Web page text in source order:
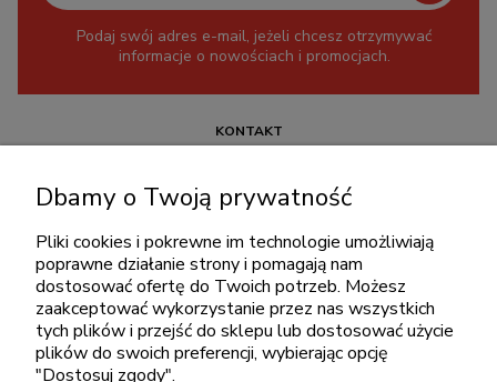
Podaj swój adres e-mail, jeżeli chcesz otrzymywać
informacje o nowościach i promocjach.
KONTAKT
pon.-piąt.: 08:00-16:00
sklep@cebit.pl
ZAKUPY
Dbamy o Twoją prywatność
Pliki cookies i pokrewne im technologie umożliwiają
poprawne działanie strony i pomagają nam
dostosować ofertę do Twoich potrzeb. Możesz
zaakceptować wykorzystanie przez nas wszystkich
tych plików i przejść do sklepu lub dostosować użycie
plików do swoich preferencji, wybierając opcję
"Dostosuj zgody".